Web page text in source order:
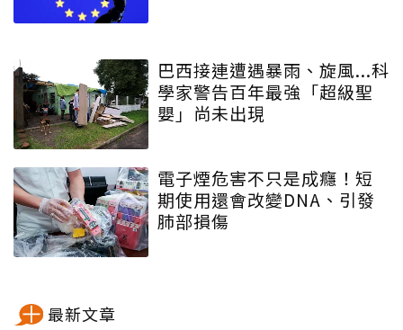
巴西接連遭遇暴雨、旋風...科
學家警告百年最強「超級聖
嬰」尚未出現
電子煙危害不只是成癮！短
期使用還會改變DNA、引發
肺部損傷
最新文章